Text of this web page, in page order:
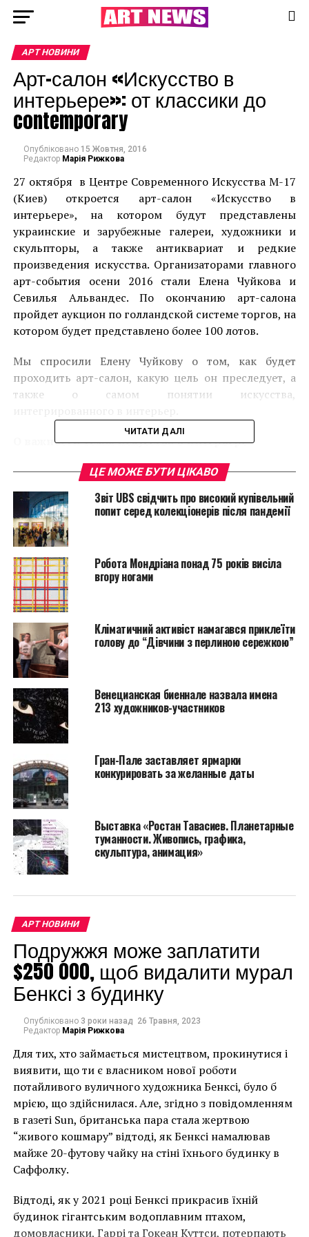
АРТ НОВИНИ
Арт-салон «Искусство в
интерьере»: от классики до
contemporary
Опубліковано 15 Жовтня, 2016
Редактор Марія Рижкова
27 октября в Центре Современного Искусства М-17
(Киев) откроется арт-салон «Искусство в
интерьере», на котором будут представлены
украинские и зарубежные галереи, художники и
скульпторы, а также антиквариат и редкие
произведения искусства. Организаторами главного
арт-события осени 2016 стали Елена Чуйкова и
Севилья Альвандес. По окончанию арт-салона
пройдет аукцион по голландской системе торгов, на
котором будет представлено более 100 лотов.
Мы спросили Елену Чуйкову о том, как будет
проходить арт-салон, какую цель он преследует, а
также о самом понятии искусства,
О важности темы искусства в интерьере
Интерьер без
произведений
искусства является
незавершенным,
безликим, я бы сказала
неодухотворенным.
Предметы искусства,
будь то живопись,
скульптура, графика и
пр., придают нашему
жилищу
индивидуальность,
наполняют его теплом
и являются его
духовной
составляющей.
О монументализме в интерьере
Если мы говорим о
монументальных
изобразительно-
тематических
композициях на
фасадах зданий и
внутри них, то
огромная часть
истории искусства это –
монументализм. Если
брать во внимание
современные росписи
стен в частных домах в
нашей стране, то все,
что мне приходилось
ЧИТАТИ ДАЛІ
ЦЕ МОЖЕ БУТИ ЦІКАВО
Звіт UBS свідчить про високий купівельний
попит серед колекціонерів після пандемії
Робота Мондріана понад 75 років висіла
вгору ногами
Кліматичний активіст намагався приклеїти
голову до “Дівчини з перлиною сережкою”
Венецианская биеннале назвала имена
213 художников-участников
Гран-Пале заставляет ярмарки
конкурировать за желанные даты
Выставка «Ростан Тавасиев. Планетарные
туманности. Живопись, графика,
скульптура, анимация»
АРТ НОВИНИ
Подружжя може заплатити
$250 000, щоб видалити мурал
Бенксі з будинку
Опубліковано 3 роки назад 26 Травня, 2023
Редактор Марія Рижкова
Для тих, хто займається мистецтвом, прокинутися і
виявити, що ти є власником нової роботи
потайливого вуличного художника Бенксі, було б
мрією, що здійснилася. Але, згідно з повідомленням
в газеті Sun, британська пара стала жертвою
“живого кошмару” відтоді, як Бенксі намалював
майже 20-футову чайку на стіні їхнього будинку в
Саффолку.
Відтоді, як у 2021 році Бенксі прикрасив їхній
будинок гігантським водоплавним птахом,
домовласники, Гаррі та Гокеан Куттси, потерпають